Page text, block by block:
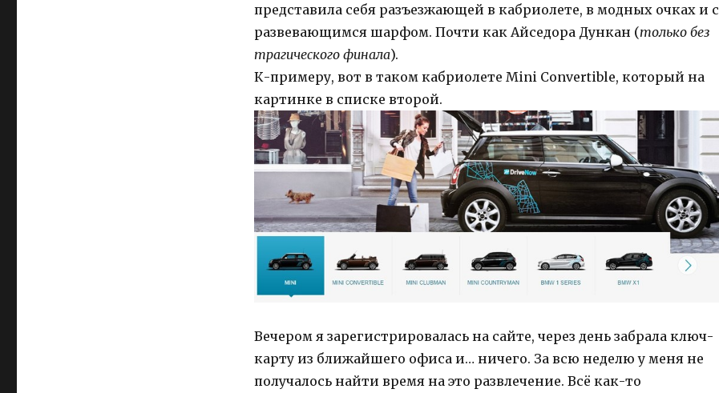
представила себя разъезжающей в кабриолете, в модных очках и с
развевающимся шарфом. Почти как Айседора Дункан (только без
трагического финала).
К-примеру, вот в таком кабриолете Mini Convertible, который на
картинке в списке второй.
Вечером я зарегистрировалась на сайте, через день забрала ключ-
карту из ближайшего офиса и… ничего. За всю неделю у меня не
получалось найти время на это развлечение. Всё как-то